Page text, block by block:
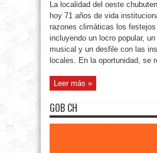
La localidad del oeste
hoy 71 años de vida
razones climáticas los festejos
incluyendo un locro popular,
musical y un desfile con las
locales. En la oportunidad, se
Leer más »
GOB CH